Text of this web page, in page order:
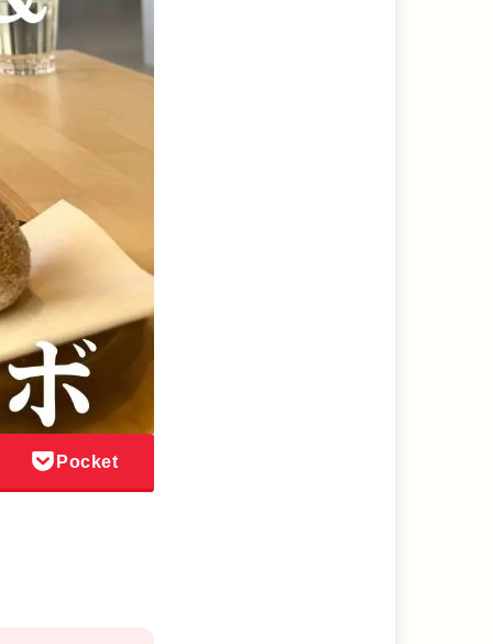
Pocket